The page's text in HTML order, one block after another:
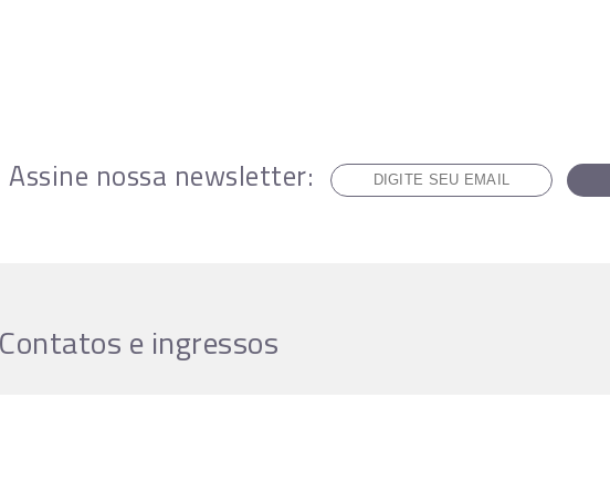
Assine nossa newsletter:
Contatos e ingressos